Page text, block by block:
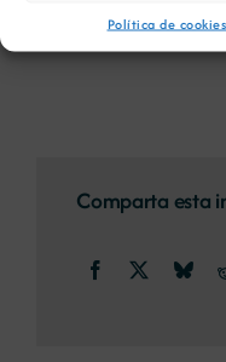
Política de cookies
AÑADIR AL
Comparta esta
Facebook